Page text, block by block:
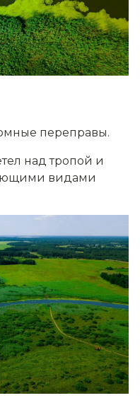
переправы.
над тропой и
видами